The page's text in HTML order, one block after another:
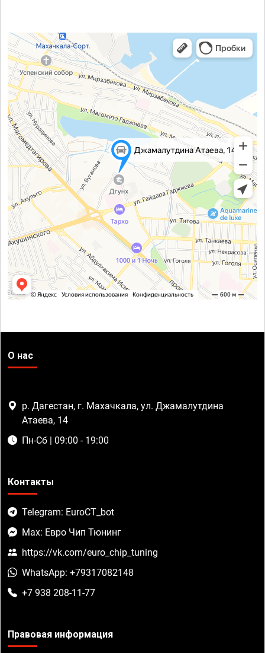
О нас
р. Дагестан, г. Махачкала, ул. Джамалутдина
Атаева, 14
Пн-Сб | 09:00 - 19:00
Контакты
Telegram: EuroCT_bot
Max: Евро Чип Тюнинг
https://vk.com/euro_chip_tuning
WhatsApp: +79317082148
+7 938 208-11-77
Правовая информация